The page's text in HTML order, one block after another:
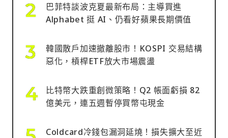
巴菲特談波克夏最新布局：主導買進
Alphabet 挺 AI、仍看好蘋果長期價值
韓國散戶加速撤離股市！KOSPI 交易結構
惡化，槓桿ETF放大市場震盪
比特幣大跌重創微策略！Q2 帳面虧損 82
億美元，連五週暫停買幣屯現金
Coldcard冷錢包漏洞延燒！損失擴大至近